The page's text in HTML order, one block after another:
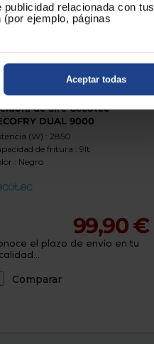
relacionada con tus
ejemplo, páginas
Aceptar todas
de aire Cecotec
DUAL 9000
(W) : 2850
de fritura : 9lt
: Negro
99,90 €
el plazo de envío en tu
Comparar